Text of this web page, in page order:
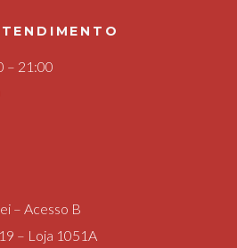
– 21:00
– Acesso B
– Loja 1051A